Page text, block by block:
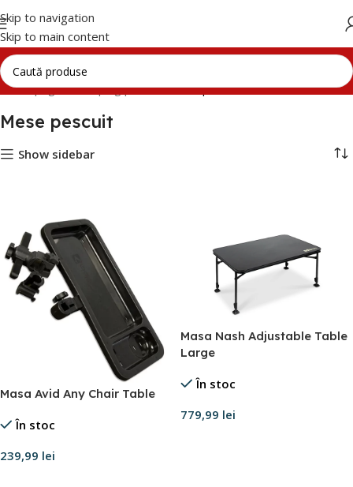
Skip to navigation
Skip to main content
Prima pagină Camping pescuit Mese pescuit
Mese pescuit
Show sidebar
Masa Avid Any Chair Table
În stoc
239,99 lei
Masa Nash Adjustable Table
Large
În stoc
779,99 lei